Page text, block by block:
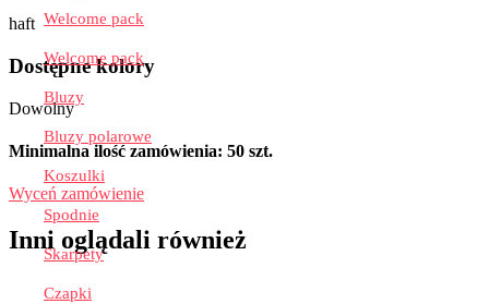
Welcome pack
Welcome pack
Bluzy
Bluzy polarowe
Koszulki
Spodnie
Skarpety
Czapki
haft
Dostępne kolory
Dowolny
Minimalna ilość zamówienia: 50 szt.
Wyceń zamówienie
Inni oglądali również